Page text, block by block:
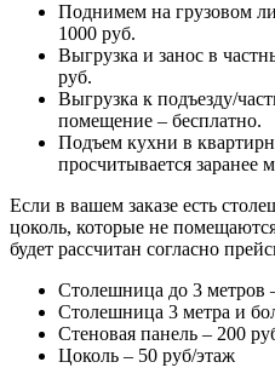
Поднимем на грузовом
1000 руб.
Выгрузка и занос в
руб.
Выгрузка к подъезду/
помещение – бесплатно.
Подъем кухни в
просчитывается заранее
Если в вашем заказе есть
цоколь, которые не
будет рассчитан согласно
Столешница до 3 метров
Столешница 3 метра и
Стеновая панель – 200
Цоколь – 50 руб/этаж